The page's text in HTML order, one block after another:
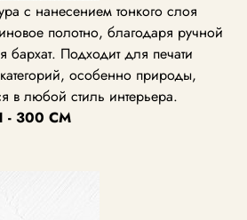
с нанесением тонкого слоя
полотно, благодаря ручной
Подходит для печати
особенно природы,
в любой стиль интерьера.
300 СМ